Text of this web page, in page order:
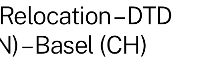
– DTD
– Basel (CH)